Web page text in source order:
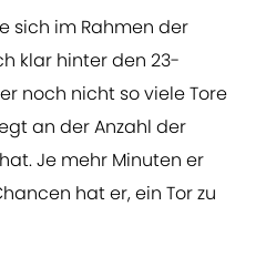
sich im Rahmen der
klar hinter den 23-
noch nicht so viele Tore
an der Anzahl der
Je mehr Minuten er
hat er, ein Tor zu